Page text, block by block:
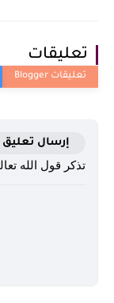
تعليقات
إرسال تعليق
تذكر قول الله